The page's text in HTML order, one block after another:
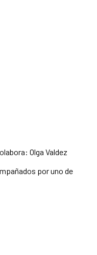
Olga Valdez
por uno de